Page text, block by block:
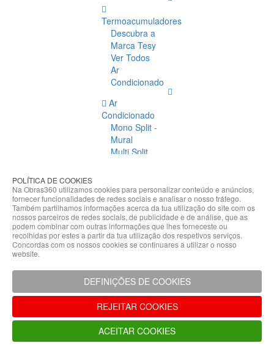
Termoacumuladores
Descubra a
Marca Tesy
Ver Todos
Ar
Condicionado
Ar
Condicionado
Mono Split -
Mural
Multi Split
Condicionado
Acessórios
Climatização
Acessórios
Climatização
Hidráulicas
Controladores
Fixações e
Acessórios
Isolamento
para
Tubagem
POLÍTICA DE COOKIES
Na Obras360 utilizamos cookies para personalizar conteúdo e anúncios,
fornecer funcionalidades de redes sociais e analisar o nosso tráfego.
Também partilhamos informações acerca da tua utilização do site com os
nossos parceiros de redes sociais, de publicidade e de análise, que as
podem combinar com outras informações que lhes forneceste ou
recolhidas por estes a partir da tua utilização dos respetivos serviços.
Concordas com os nossos cookies se continuares a utilizar o nosso
website.
DEFINIÇÕES DE COOKIES
REJEITAR COOKIES
ACEITAR COOKIES